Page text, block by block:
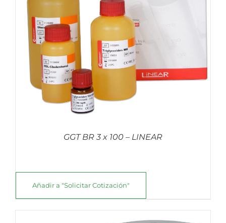
GGT BR 3 x 100 – LINEAR
Añadir a "Solicitar Cotización"